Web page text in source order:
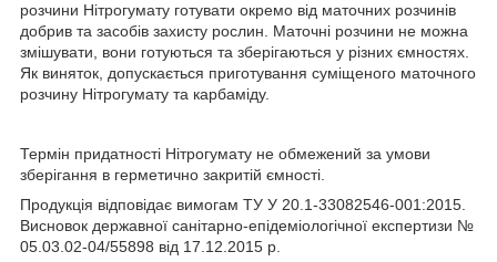
розчини Нітрогумату готувати окремо від маточних розчинів
добрив та засобів захисту рослин. Маточні розчини не можна
змішувати, вони готуються та зберігаються у різних ємностях.
Як виняток, допускається приготування суміщеного маточного
розчину Нітрогумату та карбаміду.
Термін придатності Нітрогумату не обмежений за умови
зберігання в герметично закритій ємності.
Продукція відповідає вимогам ТУ У 20.1-33082546-001:2015.
Висновок державної санітарно-епідеміологічної експертизи №
05.03.02-04/55898 від 17.12.2015 р.